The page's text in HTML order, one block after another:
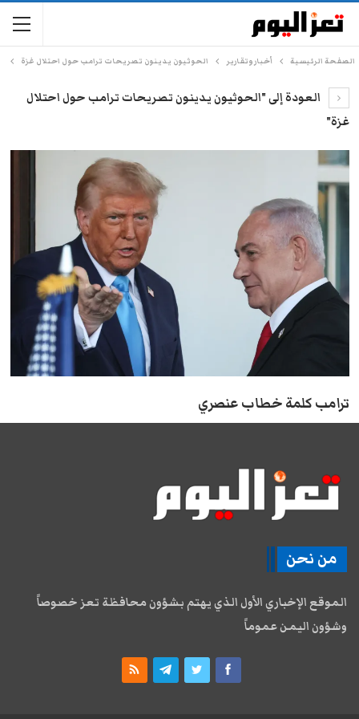
الصفحة الرئيسية أخبار وتقارير الحوثيون يدينون تصريحات ترامب حول احتلال غزة
العودة إلى "الحوثيون يدينون تصريحات ترامب حول احتلال
غزة"
ترامب كلمة خطاب عنصري
من نحن
الموقع الإخباري الأول الذي يهتم بشؤون محافظة تعز خصوصاً
وشؤون اليمن عموماً